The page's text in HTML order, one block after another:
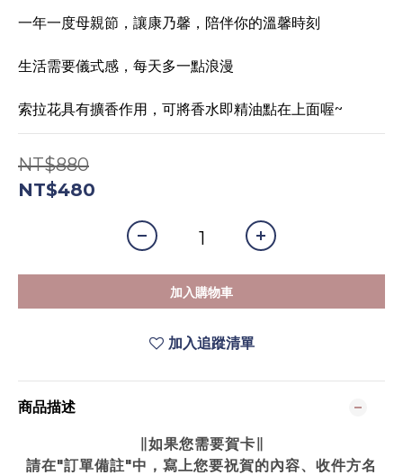
一年一度母親節，讓康乃馨，陪伴你的溫馨時刻
生活需要儀式感，每天多一點浪漫
索拉花具有擴香作用，可將香水即精油點在上面喔~
NT$880
NT$480
加入購物車
加入追蹤清單
商品描述
∥如果您需要賀卡∥
請在"訂單備註"中，寫上您要祝賀的內容、收件方名